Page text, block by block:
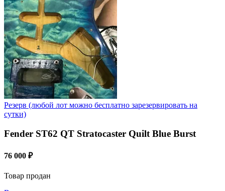
Резерв (любой лот можно бесплатно зарезервировать на
сутки)
Fender ST62 QT Stratocaster Quilt Blue Burst
76 000 ₽
Товар продан